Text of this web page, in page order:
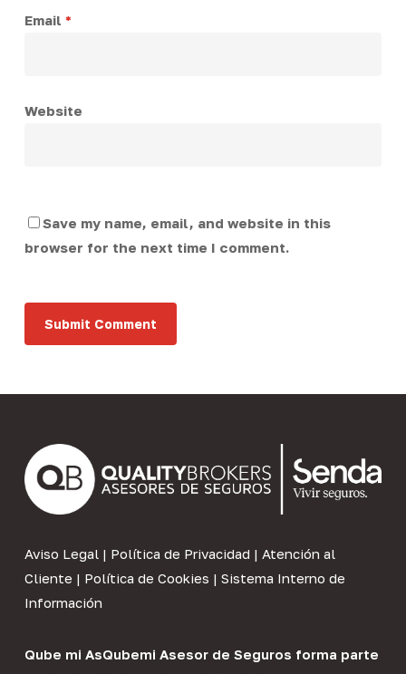
Email *
Website
Save my name, email, and website in this
browser for the next time I comment.
Aviso Legal| Política de Privacidad | Atención al
Cliente | Política de Cookies | Sistema Interno de
Información
Qube mi AsQubemi Asesor de Seguros forma parte